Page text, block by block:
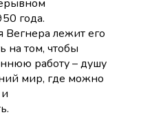
года.
Вегнера лежит его
на том, чтобы
работу – душу
мир, где можно